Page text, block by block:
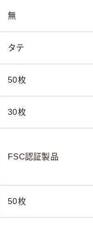
無
タテ
50枚
30枚
FSC認証製品
50枚